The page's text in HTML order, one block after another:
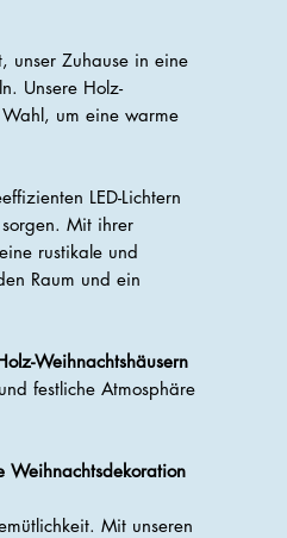
unser Zuhause in eine
Unsere Holz-
um eine warme
LED-Lichtern
Mit ihrer
rustikale und
Raum und ein
Weihnachtshäusern
festliche Atmosphäre
Weihnachtsdekoration
Mit unseren